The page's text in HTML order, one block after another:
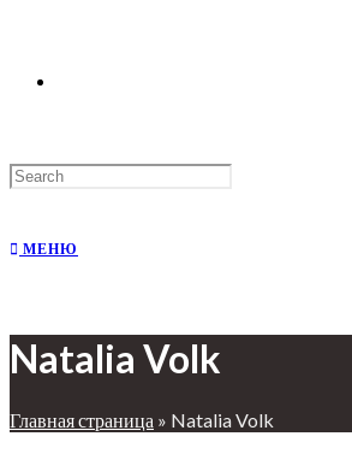
МЕНЮ
Natalia Volk
Главная страница » Natalia Volk